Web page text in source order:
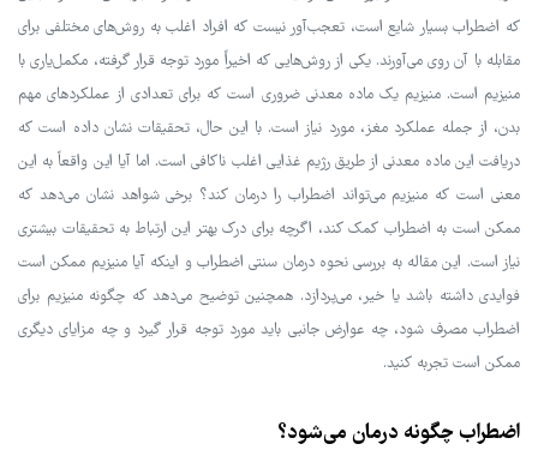
که اضطراب بسیار شایع است، تعجب‌آور نیست که افراد اغلب به روش‌های مختلفی برای
مقابله با آن روی می‌آورند. یکی از روش‌هایی که اخیراً مورد توجه قرار گرفته، مکمل‌یاری با
منیزیم است. منیزیم یک ماده معدنی ضروری است که برای تعدادی از عملکردهای مهم
بدن، از جمله عملکرد مغز، مورد نیاز است. با این حال، تحقیقات نشان داده است که
دریافت این ماده معدنی از طریق رژیم غذایی اغلب ناکافی است. اما آیا این واقعاً به این
معنی است که منیزیم می‌تواند اضطراب را درمان کند؟ برخی شواهد نشان می‌دهد که
ممکن است به اضطراب کمک کند، اگرچه برای درک بهتر این ارتباط به تحقیقات بیشتری
نیاز است. این مقاله به بررسی نحوه درمان سنتی اضطراب و اینکه آیا منیزیم ممکن است
فوایدی داشته باشد یا خیر، می‌پردازد. همچنین توضیح می‌دهد که چگونه منیزیم برای
اضطراب مصرف شود، چه عوارض جانبی باید مورد توجه قرار گیرد و چه مزایای دیگری
ممکن است تجربه کنید.
اضطراب چگونه درمان می‌شود؟